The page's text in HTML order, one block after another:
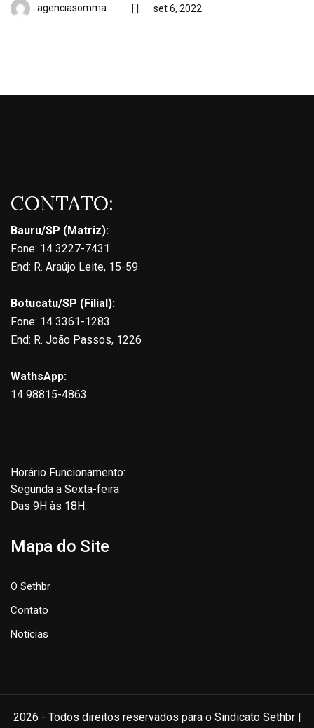
agenciasomma set 6, 2022
CONTATO:
Bauru/SP (Matriz):
Fone: 14 3227-7431
End: R. Araújo Leite, 15-59
Botucatu/SP (Filial):
Fone: 14 3361-1283
End: R. João Passos, 1226
WathsApp:
14 98815-4863
Horário Funcionamento:
Segunda a Sexta-feira
Das 9H às 18H:
Mapa do Site
O Sethbr
Contato
Notícias
2026 - Todos direitos reservados para o Sindicato Sethbr |